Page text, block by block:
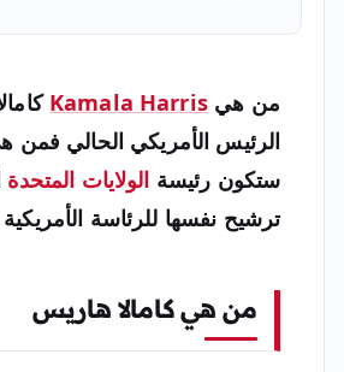
من هيKamala Harris
الرئيس الأمريكي الحالي
ستكون رئيسة الولايات المتحدة
ترشيح نفسها للرئاسة الأمريكية 2024-
من هي كامالا هاريس